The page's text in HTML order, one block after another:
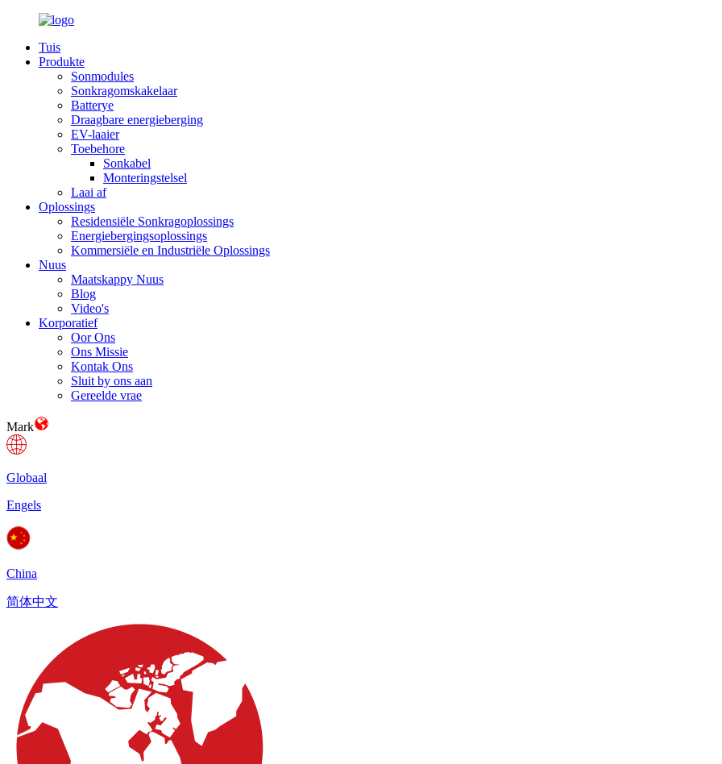
Tuis
Produkte
Sonmodules
Sonkragomskakelaar
Batterye
Draagbare energieberging
EV-laaier
Toebehore
Sonkabel
Monteringstelsel
Laai af
Oplossings
Residensiële Sonkragoplossings
Energiebergingsoplossings
Kommersiële en Industriële Oplossings
Nuus
Maatskappy Nuus
Blog
Video's
Korporatief
Oor Ons
Ons Missie
Kontak Ons
Sluit by ons aan
Gereelde vrae
Mark
Globaal
Engels
China
简体中文